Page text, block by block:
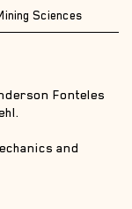
Sciences
Fonteles
and